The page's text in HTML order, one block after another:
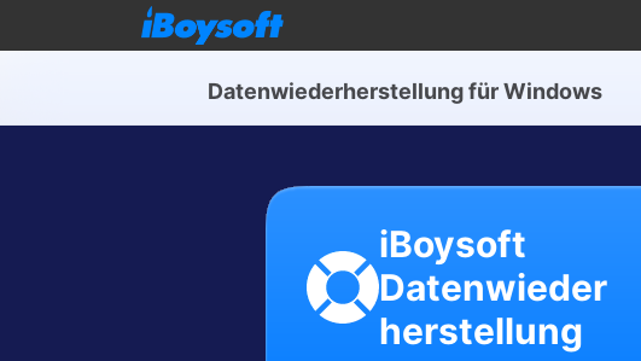
Datenwiederherstellung für Windows
iBoysoft
Datenwieder
herstellung